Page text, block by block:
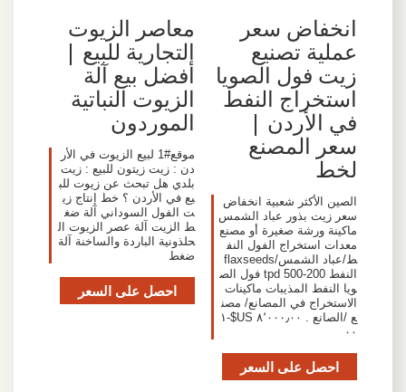
انخفاض سعر
عملية تصنيع
زيت فول الصويا
استخراج النفط
في الأردن |
سعر المصنع
لخط
الصين الأكثر شعبية انخفاض
سعر زيت بذور عباد الشمس
ماكينة ورشة صغيرة أو مصنع
معدات استخراج الفول النف
ط/عباد الشمس/flaxseeds
النفط 200-500 tpd فول الص
ويا النفط المذيبات ماكينات
الاستخراج في المصانع/ مصن
ع /الصانع . ٨٬٠٠٠٫٠٠ US$-١
٠٠
احصل على السعر
معاصر الزيوت
التجارية للبيع |
أفضل بيع آلة
الزيوت النباتية
الموردون
موقع#1 لبيع الزيوت في الأر
دن : زيت زيتون للبيع : زيت
بلدي هل تبحث عن زيوت للب
يع في الأردن ؟ خط إنتاج زي
ت الفول السوداني آلة ضغ
ط الزيت آلة عصر الزيوت ال
حلذونية الباردة والساخنة آلة
ضغط
احصل على السعر